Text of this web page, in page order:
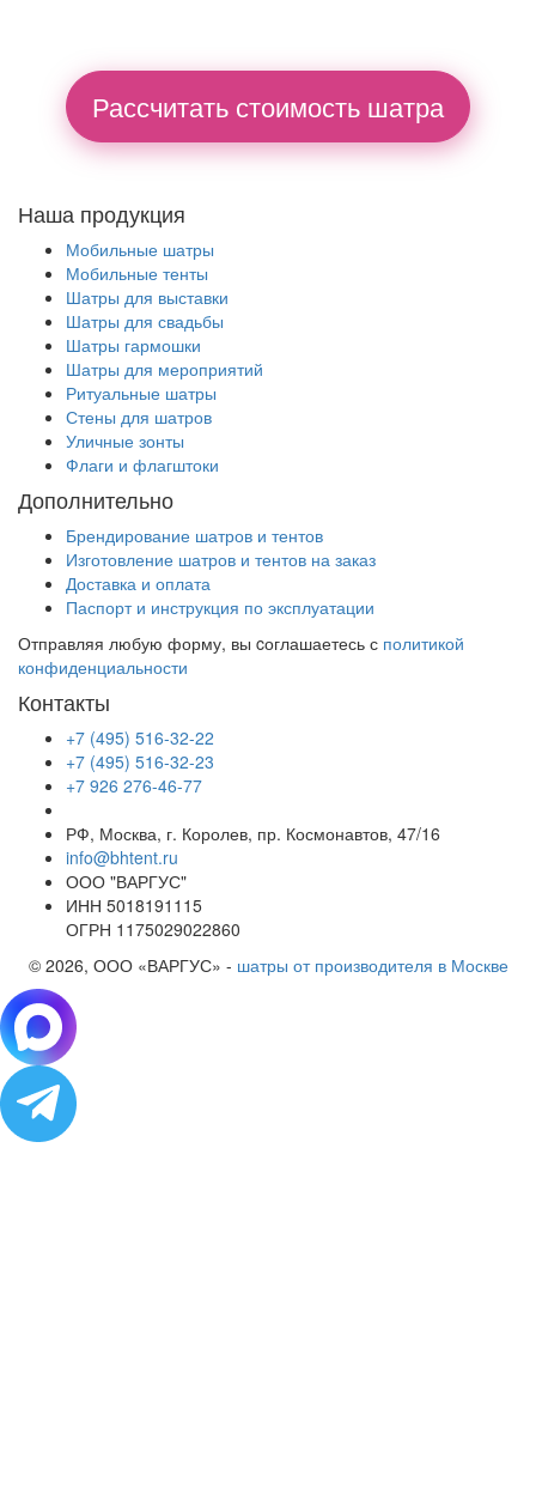
Рассчитать стоимость шатра
Наша продукция
Мобильные шатры
Мобильные тенты
Шатры для выставки
Шатры для свадьбы
Шатры гармошки
Шатры для мероприятий
Ритуальные шатры
Стены для шатров
Уличные зонты
Флаги и флагштоки
Дополнительно
Брендирование шатров и тентов
Изготовление шатров и тентов на заказ
Доставка и оплата
Паспорт и инструкция по эксплуатации
Отправляя любую форму, вы cоглашаетесь с политикой
конфиденциальности
Контакты
+7 (495) 516-32-22
+7 (495) 516-32-23
+7 926 276-46-77
РФ, Москва, г. Королев, пр. Космонавтов, 47/16
info@bhtent.ru
ООО "ВАРГУС"
ИНН 5018191115
ОГРН 1175029022860
© 2026, ООО «ВАРГУС» - шатры от производителя в Москве